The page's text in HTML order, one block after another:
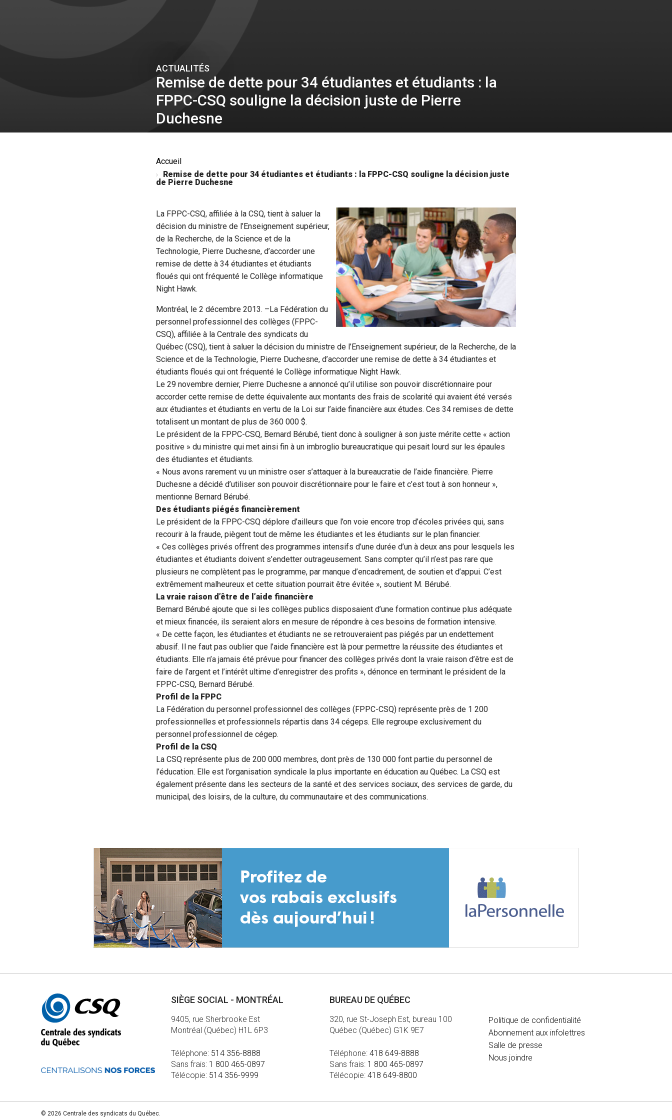
ACTUALITÉS
Remise de dette pour 34 étudiantes et étudiants : la
FPPC-CSQ souligne la décision juste de Pierre
Duchesne
Accueil
Remise de dette pour 34 étudiantes et étudiants : la FPPC-CSQ souligne la décision juste
de Pierre Duchesne
La FPPC-CSQ, affiliée à la CSQ, tient à saluer la
décision du ministre de l’Enseignement supérieur,
de la Recherche, de la Science et de la
Technologie, Pierre Duchesne, d’accorder une
remise de dette à 34 étudiantes et étudiants
floués qui ont fréquenté le Collège informatique
Night Hawk.
Montréal, le 2 décembre 2013. –La Fédération du
personnel professionnel des collèges (FPPC-
CSQ), affiliée à la Centrale des syndicats du
Québec (CSQ), tient à saluer la décision du ministre de l’Enseignement supérieur, de la Recherche, de la
Science et de la Technologie, Pierre Duchesne, d’accorder une remise de dette à 34 étudiantes et
étudiants floués qui ont fréquenté le Collège informatique Night Hawk.
Le 29 novembre dernier, Pierre Duchesne a annoncé qu’il utilise son pouvoir discrétionnaire pour
accorder cette remise de dette équivalente aux montants des frais de scolarité qui avaient été versés
aux étudiantes et étudiants en vertu de la Loi sur l’aide financière aux études. Ces 34 remises de dette
totalisent un montant de plus de 360 000 $.
Le président de la FPPC-CSQ, Bernard Bérubé, tient donc à souligner à son juste mérite cette « action
positive » du ministre qui met ainsi fin à un imbroglio bureaucratique qui pesait lourd sur les épaules
des étudiantes et étudiants.
« Nous avons rarement vu un ministre oser s’attaquer à la bureaucratie de l’aide financière. Pierre
Duchesne a décidé d’utiliser son pouvoir discrétionnaire pour le faire et c’est tout à son honneur »,
mentionne Bernard Bérubé.
Des étudiants piégés financièrement
Le président de la FPPC-CSQ déplore d’ailleurs que l’on voie encore trop d’écoles privées qui, sans
recourir à la fraude, piègent tout de même les étudiantes et les étudiants sur le plan financier.
« Ces collèges privés offrent des programmes intensifs d’une durée d’un à deux ans pour lesquels les
étudiantes et étudiants doivent s’endetter outrageusement. Sans compter qu’il n’est pas rare que
plusieurs ne complètent pas le programme, par manque d’encadrement, de soutien et d’appui. C’est
extrêmement malheureux et cette situation pourrait être évitée », soutient M. Bérubé.
La vraie raison d’être de l’aide financière
Bernard Bérubé ajoute que si les collèges publics disposaient d’une formation continue plus adéquate
et mieux financée, ils seraient alors en mesure de répondre à ces besoins de formation intensive.
« De cette façon, les étudiantes et étudiants ne se retrouveraient pas piégés par un endettement
abusif. Il ne faut pas oublier que l’aide financière est là pour permettre la réussite des étudiantes et
étudiants. Elle n’a jamais été prévue pour financer des collèges privés dont la vraie raison d’être est de
faire de l’argent et l’intérêt ultime d’enregistrer des profits », dénonce en terminant le président de la
FPPC-CSQ, Bernard Bérubé.
Profil de la FPPC
La Fédération du personnel professionnel des collèges (FPPC-CSQ) représente près de 1 200
professionnelles et professionnels répartis dans 34 cégeps. Elle regroupe exclusivement du
personnel professionnel de cégep.
Profil de la CSQ
La CSQ représente plus de 200 000 membres, dont près de 130 000 font partie du personnel de
l’éducation. Elle est l’organisation syndicale la plus importante en éducation au Québec. La CSQ est
également présente dans les secteurs de la santé et des services sociaux, des services de garde, du
municipal, des loisirs, de la culture, du communautaire et des communications.
Autres
informations
SIÈGE SOCIAL - MONTRÉAL
9405, rue Sherbrooke Est
Montréal (Québec) H1L 6P3
Téléphone: 514 356-8888
Sans frais: 1 800 465-0897
Télécopie: 514 356-9999
BUREAU DE QUÉBEC
320, rue St-Joseph Est, bureau 100
Québec (Québec) G1K 9E7
Téléphone:418 649-8888
Sans frais: 1 800 465-0897
Télécopie:418 649-8800
Politique de confidentialité
Abonnement aux infolettres
Salle de presse
Nous joindre
© 2026 Centrale des syndicats du Québec.